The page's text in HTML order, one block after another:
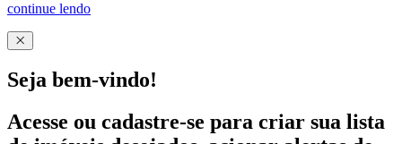
continue lendo
Seja bem-vindo!
Acesse ou cadastre-se para criar sua lista